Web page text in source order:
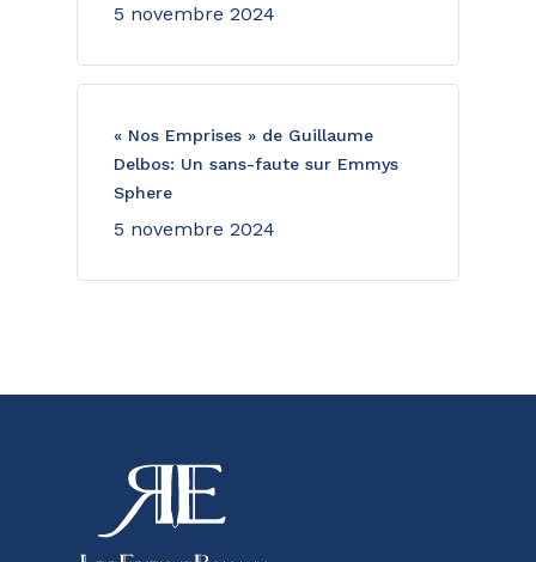
5 novembre 2024
« Nos Emprises » de Guillaume
Delbos: Un sans-faute sur Emmys
Sphere
5 novembre 2024